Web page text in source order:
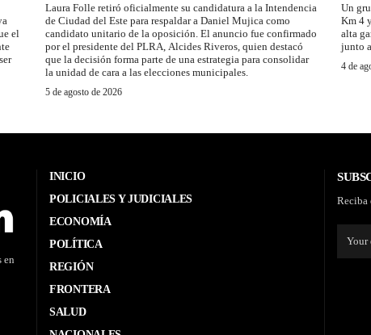
el
Laura Folle retiró oficialmente su candidatura a la Intendencia
de Ciudad del Este para respaldar a Daniel Mujica como
candidato unitario de la oposición. El anuncio fue confirmado
por el presidente del PLRA, Alcides Riveros, quien destacó
que la decisión forma parte de una estrategia para consolidar
la unidad de cara a las elecciones municipales.
5 de agosto de 2026
Un
Km 4
alta
junto
4 de
en
INICIO
POLICIALES Y JUDICIALES
ECONOMÍA
POLÍTICA
REGIÓN
FRONTERA
SALUD
Reciba